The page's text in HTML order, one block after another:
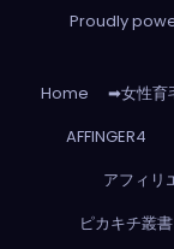
Proudly
Home ➡女性育
AFFINGER4
アフィリ
ピカキチ叢